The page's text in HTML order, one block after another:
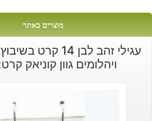
מוצרים באתר
עגילי זהב לבן 14
ויהלומים גוון קוניאק קרט: